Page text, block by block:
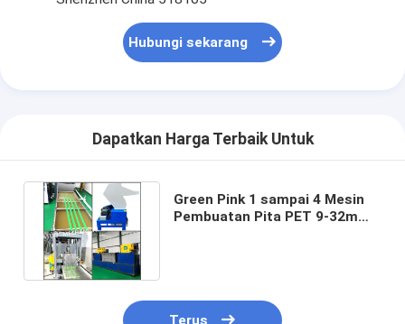
Hubungi sekarang
Dapatkan Harga Terbaik Untuk
Green Pink 1 sampai 4 Mesin
Pembuatan Pita PET 9-32mm
Terus